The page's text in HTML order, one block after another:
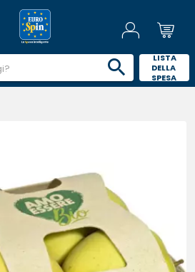
LISTA
DELLA
SPESA